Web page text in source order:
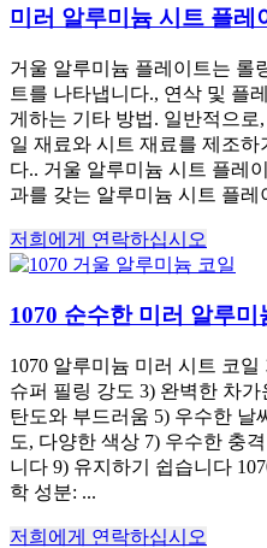
미러 알루미늄 시트 플레
거울 알루미늄 플레이트는 롤
트를 나타냅니다., 연삭 및 플
게하는 기타 방법. 일반적으
일 재료와 시트 재료를 제조하
다.. 거울 알루미늄 시트 플레
과를 갖는 알루미늄 시트 플레
저희에게 연락하십시오
1070 순수한 미러 알루미
1070 알루미늄 미러 시트 코
슈퍼 필링 강도 3) 완벽한 차
탄도와 부드러움 5) 우수한 날
도, 다양한 색상 7) 우수한 충
니다 9) 유지하기 쉽습니다
학 성분: ...
저희에게 연락하십시오